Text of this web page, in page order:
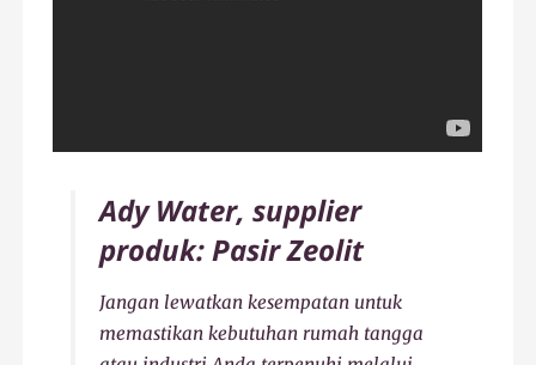
Ady Water, supplier
produk: Pasir Zeolit
Jangan lewatkan kesempatan untuk
memastikan kebutuhan rumah tangga